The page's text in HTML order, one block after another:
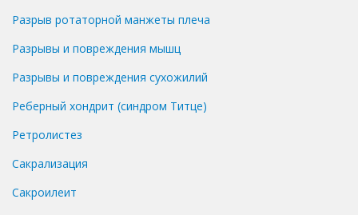
Разрыв ротаторной манжеты плеча
Разрывы и повреждения мышц
Разрывы и повреждения сухожилий
Реберный хондрит (синдром Титце)
Ретролистез
Сакрализация
Сакроилеит